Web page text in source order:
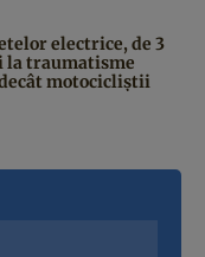
electrice, de 3
la traumatisme
motocicliștii